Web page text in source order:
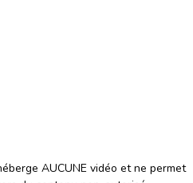
AUCUNE vidéo et ne permet